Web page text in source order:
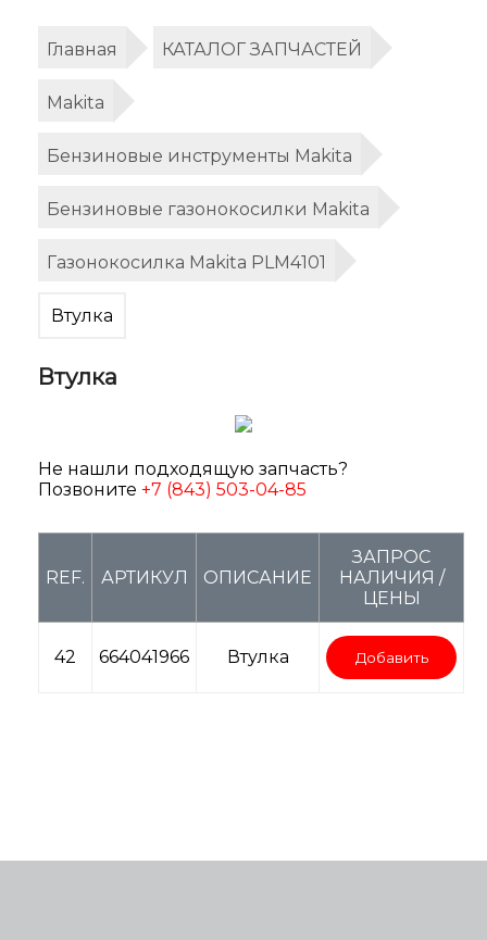
Главная КАТАЛОГ ЗАПЧАСТЕЙ
Makita
Бензиновые инструменты Makita
Бензиновые газонокосилки Makita
Газонокосилка Makita PLM4101
Втулка
Втулка
Не нашли подходящую запчасть?
Позвоните +7 (843) 503-04-85
REF. АРТИКУЛ ОПИСАНИЕ
ЗАПРОС
НАЛИЧИЯ /
ЦЕНЫ
42 664041966 Втулка Добавить